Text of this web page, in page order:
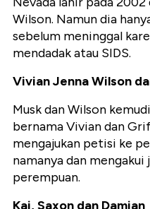
Wilson. Namun dia
sebelum meninggal
mendadak atau SIDS.
Vivian Jenna Wilson
Musk dan Wilson
bernama Vivian dan
mengajukan petisi ke
namanya dan
perempuan.
Kai, Saxon dan Damian